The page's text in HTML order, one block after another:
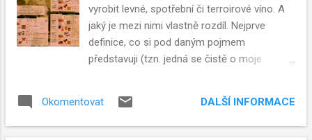
vyrobit levné, spotřební či terroirové víno. A
jaký je mezi nimi vlastně rozdíl. Nejprve
definice, co si pod daným pojmem
představuji (tzn. jedná se čistě o moje
Okomentovat DALŠÍ INFORMACE